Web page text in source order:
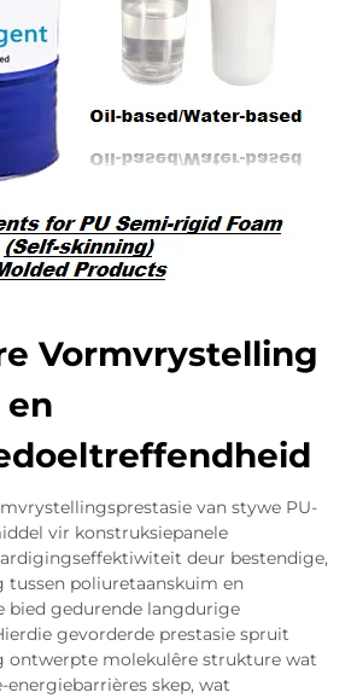
Vormvrystelling
en
van stywe PU-
vir konstruksiepanele
deur bestendige,
tussen poliuretaanskuim en
bied gedurende langdurige
gevorderde prestasie spruit
molekulêre strukture wat
skep, wat